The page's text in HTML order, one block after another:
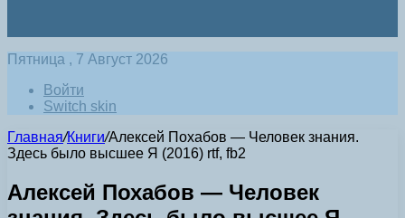
Пятница , 7 Август 2026
Войти
Switch skin
Главная/Книги/Алексей Похабов — Человек знания.
Здесь было высшее Я (2016) rtf, fb2
Алексей Похабов — Человек